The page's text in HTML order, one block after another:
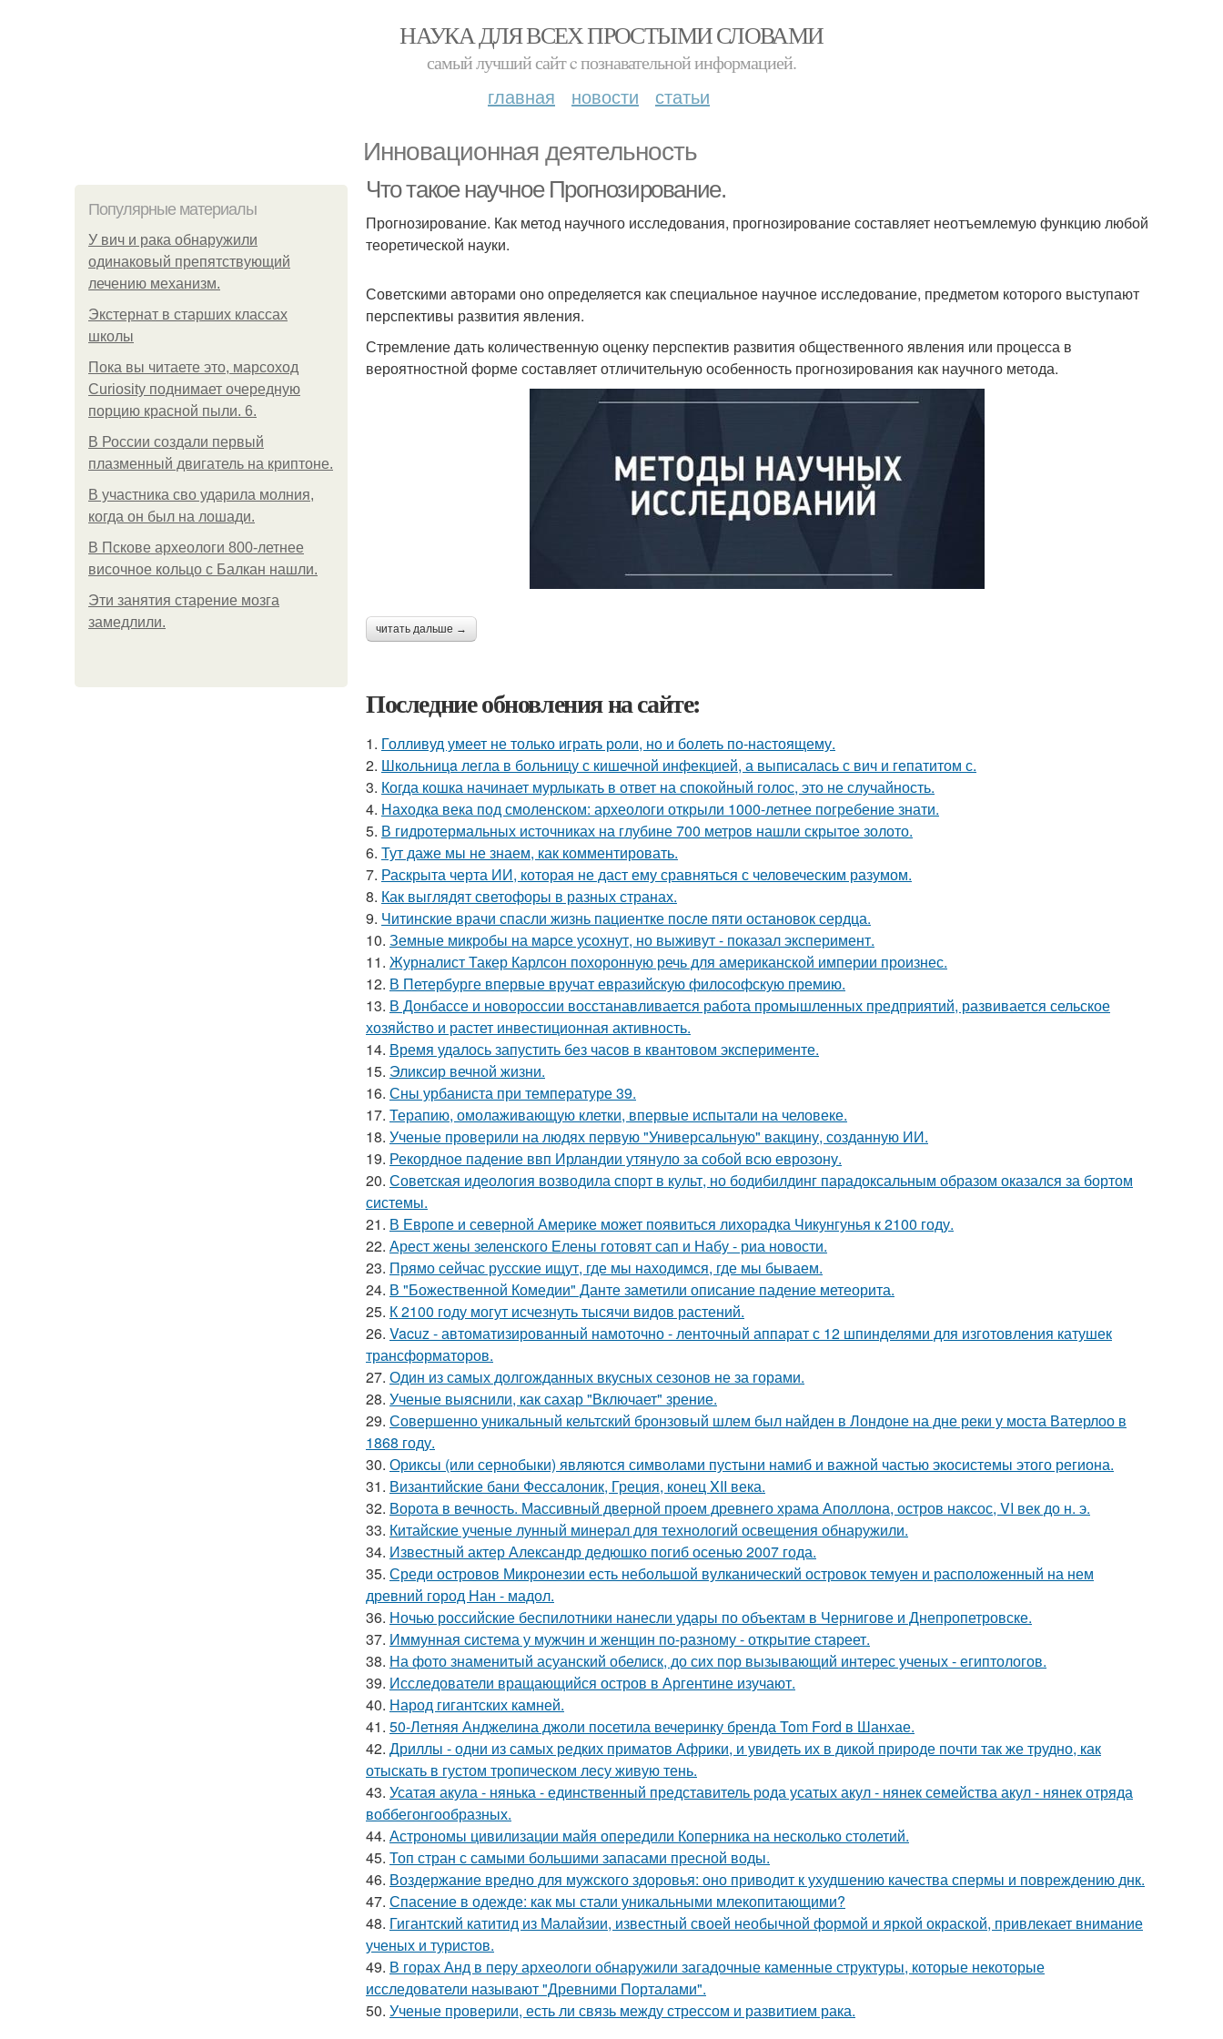
НАУКА ДЛЯ ВСЕХ ПРОСТЫМИ СЛОВАМИ
самый лучший сайт c познавательной информацией.
главная новости статьи
Инновационная деятельность
Популярные материалы
У вич и рака обнаружили
одинаковый препятствующий
лечению механизм.
Экстернат в старших классах
школы
Пока вы читаете это, марсоход
Curiosity поднимает очередную
порцию красной пыли. 6.
В России создали первый
плазменный двигатель на криптоне.
В участника сво ударила молния,
когда он был на лошади.
В Пскове археологи 800-летнее
височное кольцо с Балкан нашли.
Эти занятия старение мозга
замедлили.
Что такое научное Прогнозирование.
Прогнозирование. Как метод научного исследования, прогнозирование составляет неотъемлемую функцию любой
теоретической науки.
Советскими авторами оно определяется как специальное научное исследование, предметом которого выступают
перспективы развития явления.
Стремление дать количественную оценку перспектив развития общественного явления или процесса в
вероятностной форме составляет отличительную особенность прогнозирования как научного метода.
читать дальше →
Последние обновления на сайте:
1. Голливуд умеет не только играть роли, но и болеть по-настоящему.
2. Шкoльницa легла в больницу с кишечной инфекцией, а выписалась с вич и гепатитом с.
3. Когда кошка начинает мурлыкать в ответ на спокойный голос, это не случайность.
4. Находка века под смоленском: археологи открыли 1000-летнее погребение знати.
5. В гидротермальных источниках на глубине 700 метров нашли скрытое золото.
6. Тут даже мы не знаем, как комментировать.
7. Раскрыта черта ИИ, которая не даст ему сравняться с человеческим разумом.
8. Как выглядят светофоры в разных странах.
9. Читинские врачи спасли жизнь пациентке после пяти остановок сердца.
10. Земные микробы на марсе усохнут, но выживут - показал эксперимент.
11. Журналист Такер Карлсон похоронную речь для американской империи произнес.
12. В Петербурге впервые вручат евразийскую философскую премию.
13. В Донбассе и новороссии восстанавливается работа промышленных предприятий, развивается сельское
хозяйство и растет инвестиционная активность.
14. Время удалось запустить без часов в квантовом эксперименте.
15. Эликсир вечной жизни.
16. Сны урбаниста при температуре 39.
17. Терапию, омолаживающую клетки, впервые испытали на человеке.
18. Ученые проверили на людях первую "Универсальную" вакцину, созданную ИИ.
19. Рекордное падение ввп Ирландии утянуло за собой всю еврозону.
20. Советская идеология возводила спорт в культ, но бодибилдинг парадоксальным образом оказался за бортом
системы.
21. В Европе и северной Америке может появиться лихорадка Чикунгунья к 2100 году.
22. Арест жены зеленского Елены готовят сап и Набу - риа новости.
23. Прямо сейчас русские ищут, где мы находимся, где мы бываем.
24. В "Божественной Комедии" Данте заметили описание падение метеорита.
25. К 2100 году могут исчезнуть тысячи видов растений.
26. Vacuz - автоматизированный намоточно - ленточный аппарат с 12 шпинделями для изготовления катушек
трансформаторов.
27. Один из самых долгожданных вкусных сезонов не за горами.
28. Ученые выяснили, как сахар "Включает" зрение.
29. Совершенно уникальный кельтский бронзовый шлем был найден в Лондоне на дне реки у моста Ватерлоо в
1868 году.
30. Ориксы (или сернобыки) являются символами пустыни намиб и важной частью экосистемы этого региона.
31. Византийские бани Фессалоник, Греция, конец XII века.
32. Ворота в вечность. Массивный дверной проем древнего храма Аполлона, остров наксос, VI век до н. э.
33. Китайские ученые лунный минерал для технологий освещения обнаружили.
34. Известный актер Александр дедюшко погиб осенью 2007 года.
35. Среди островов Микронезии есть небольшой вулканический островок темуен и расположенный на нем
древний город Нан - мадол.
36. Ночью российские беспилотники нанесли удары по объектам в Чернигове и Днепропетровске.
37. Иммунная система у мужчин и женщин по-разному - открытие стареет.
38. На фото знаменитый асуанский обелиск, до сих пор вызывающий интерес ученых - египтологов.
39. Исследователи вращающийся остров в Аргентине изучают.
40. Народ гигантских камней.
41. 50-Летняя Анджелина джоли посетила вечеринку бренда Tom Ford в Шанхае.
42. Дриллы - одни из самых редких приматов Африки, и увидеть их в дикой природе почти так же трудно, как
отыскать в густом тропическом лесу живую тень.
43. Усатая акула - нянька - единственный представитель рода усатых акул - нянек семейства акул - нянек отряда
воббегонгообразных.
44. Астрономы цивилизации майя опередили Коперника на несколько столетий.
45. Топ стран с самыми большими запасами пресной воды.
46. Воздержание вредно для мужского здоровья: оно приводит к ухудшению качества спермы и повреждению днк.
47. Спасение в одежде: как мы стали уникальными млекопитающими?
48. Гигантский катитид из Малайзии, известный своей необычной формой и яркой окраской, привлекает внимание
ученых и туристов.
49. В горах Анд в перу археологи обнаружили загадочные каменные структуры, которые некоторые
исследователи называют "Древними Порталами".
50. Ученые проверили, есть ли связь между стрессом и развитием рака.